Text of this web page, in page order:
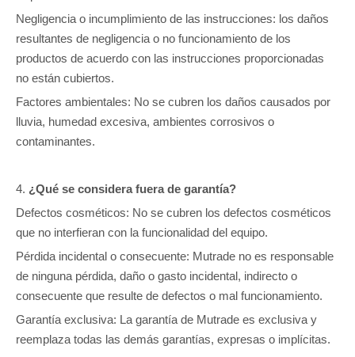
Negligencia o incumplimiento de las instrucciones: los daños
resultantes de negligencia o no funcionamiento de los
productos de acuerdo con las instrucciones proporcionadas
no están cubiertos.
Factores ambientales: No se cubren los daños causados ​​por
lluvia, humedad excesiva, ambientes corrosivos o
contaminantes.
4. ¿Qué se considera fuera de garantía?
Defectos cosméticos: No se cubren los defectos cosméticos
que no interfieran con la funcionalidad del equipo.
Pérdida incidental o consecuente: Mutrade no es responsable
de ninguna pérdida, daño o gasto incidental, indirecto o
consecuente que resulte de defectos o mal funcionamiento.
Garantía exclusiva: La garantía de Mutrade es exclusiva y
reemplaza todas las demás garantías, expresas o implícitas.